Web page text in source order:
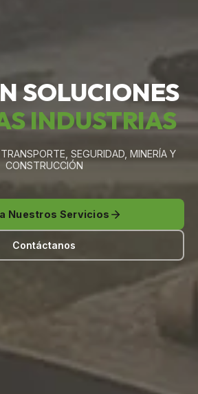
SOLUCIONES
INDUSTRIAS
SEGURIDAD, MINERÍA Y
CONSTRUCCIÓN
Nuestros Servicios
Contáctanos